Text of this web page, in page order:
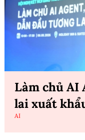
Làm chủ AI
lai xuất
AI